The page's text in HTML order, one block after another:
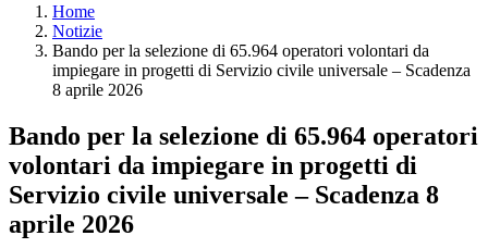
Home
Notizie
Bando per la selezione di 65.964 operatori volontari da
impiegare in progetti di Servizio civile universale – Scadenza
8 aprile 2026
Bando per la selezione di 65.964 operatori
volontari da impiegare in progetti di
Servizio civile universale – Scadenza 8
aprile 2026